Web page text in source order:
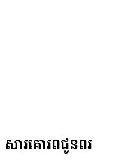
សារគោរពជូនពរ